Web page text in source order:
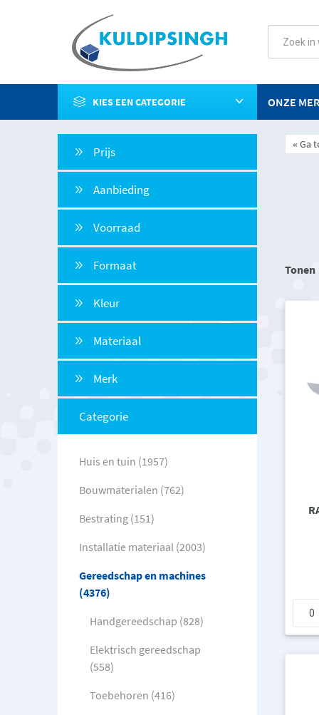
KIES EEN CATEGORIE ONZE
Ga
Tonen
Prijs
Aanbieding
Voorraad
Formaat
Kleur
Materiaal
Merk
Categorie
Huis en tuin (1957)
Bouwmaterialen (762)
Bestrating (151)
Installatie materiaal (2003)
Gereedschap en machines
(4376)
Handgereedschap (828)
Elektrisch gereedschap
(558)
Toebehoren (416)